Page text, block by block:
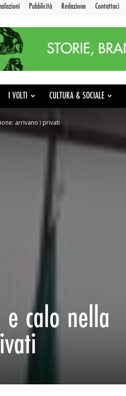
Pubblicità Redazione Contattaci
I VOLTI CULTURA & SOCIALE
arrivano i privati
e calo nella